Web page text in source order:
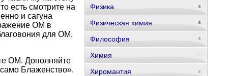
есть смотрите на
и сагуна
ОМ в
для ОМ,
ОМ. Дополняйте
Блаженство».
Физика
Физическая химия
Философия
Химия
Хиромантия